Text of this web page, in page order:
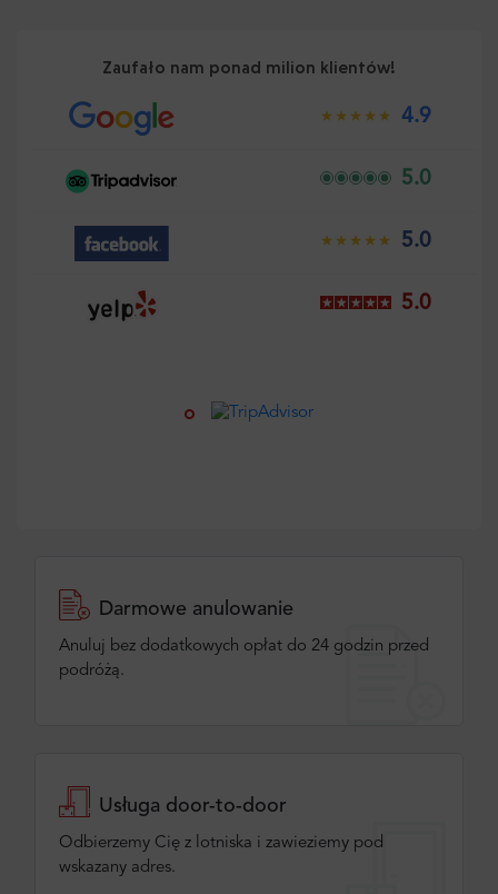
Zaufało nam ponad milion klientów!
4.9
5.0
5.0
5.0
Darmowe anulowanie
Anuluj bez dodatkowych opłat do 24 godzin przed
podróżą.
Usługa door-to-door
Odbierzemy Cię z lotniska i zawieziemy pod
wskazany adres.